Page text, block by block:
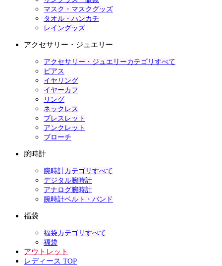
マスク・マスクグッズ
タオル・ハンカチ
レイングッズ
アクセサリー・ジュエリー
アクセサリー・ジュエリーカテゴリすべて
ピアス
イヤリング
イヤーカフ
リング
ネックレス
ブレスレット
アンクレット
ブローチ
腕時計
腕時計カテゴリすべて
デジタル腕時計
アナログ腕時計
腕時計ベルト・バンド
福袋
福袋カテゴリすべて
福袋
アウトレット
レディース TOP